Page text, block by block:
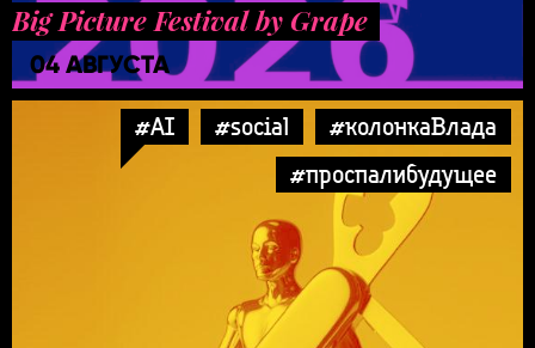
Big Picture Festival by Grape
04 АВГУСТА
#AI #social
#колонкаВлада
#проспалибудущее